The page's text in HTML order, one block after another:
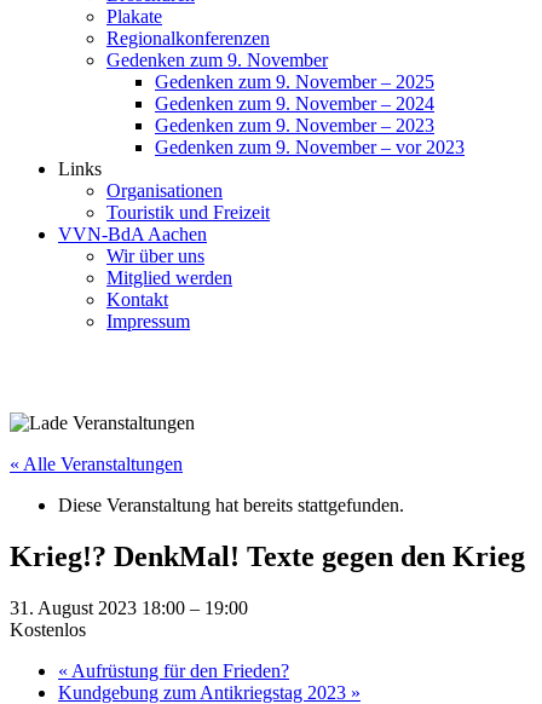
Plakate
Regionalkonferenzen
Gedenken zum 9. November
Gedenken zum 9. November – 2025
Gedenken zum 9. November – 2024
Gedenken zum 9. November – 2023
Gedenken zum 9. November – vor 2023
Links
Organisationen
Touristik und Freizeit
VVN-BdA Aachen
Wir über uns
Mitglied werden
Kontakt
Impressum
« Alle Veranstaltungen
Diese Veranstaltung hat bereits stattgefunden.
Krieg!? DenkMal! Texte gegen den Krieg
31. August 2023 18:00 – 19:00
Kostenlos
« Aufrüstung für den Frieden?
Kundgebung zum Antikriegstag 2023 »